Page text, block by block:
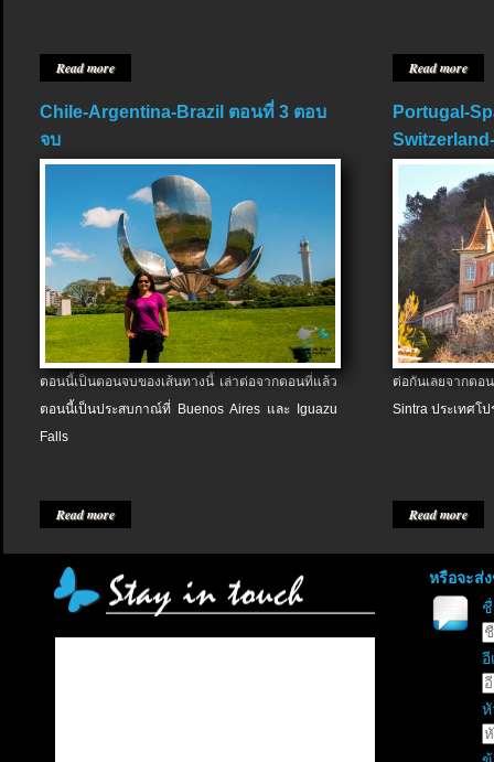
Read more Read more
Chile-Argentina-Brazil ตอนที่ 3 ตอบ
จบ
ตอนนี้เป็นตอนจบของเส้นทางนี้ เล่าต่อจากตอนที่แล้ว
ตอนนี้เป็นประสบกาณ์ที่ Buenos Aires และ Iguazu
Falls
Read more
Portugal-
ต่อกันเลยจากต
Sintra ประเทศโป
Read more
หรือจะส่
อี
หั